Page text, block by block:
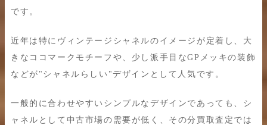
です。
近年は特にヴィンテージシャネルのイメージが定着し、大
きなココマークモチーフや、少し派手目なGPメッキの装飾
などが"シャネルらしい"デザインとして人気です。
一般的に合わせやすいシンプルなデザインであっても、シ
ャネルとして中古市場の需要が低く、その分買取査定では